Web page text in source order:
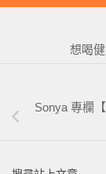
想喝
Sonya 專欄